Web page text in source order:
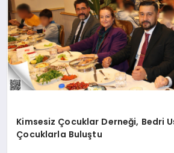
Kimsesiz Çocuklar Derneği, Bedri
Çocuklarla Buluştu